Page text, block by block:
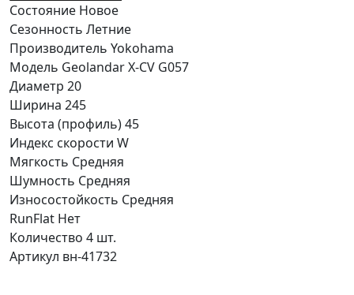
Состояние Новое
Сезонность Летние
Производитель Yokohama
Модель Geolandar X-CV G057
Диаметр 20
Ширина 245
Высота (профиль)45
Индекс скорости W
Мягкость Средняя
Шумность Средняя
Износостойкость Средняя
RunFlat Нет
Количество 4 шт.
Артикул вн-41732